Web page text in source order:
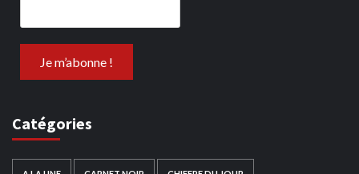
Catégories